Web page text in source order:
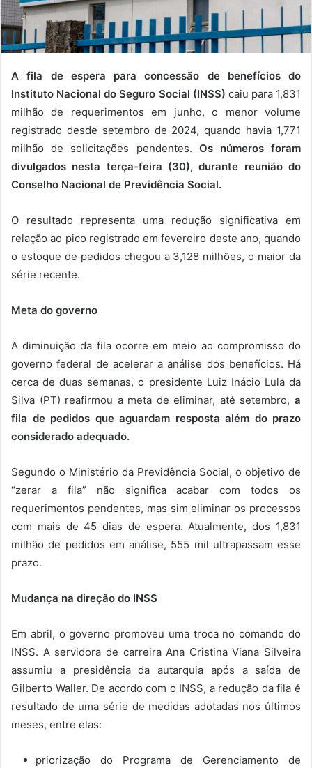
A fila de espera para concessão de benefícios do
Instituto Nacional do Seguro Social (INSS) caiu para 1,831
milhão de requerimentos em junho, o menor volume
registrado desde setembro de 2024, quando havia 1,771
milhão de solicitações pendentes. Os números foram
divulgados nesta terça-feira (30), durante reunião do
Conselho Nacional de Previdência Social.
O resultado representa uma redução significativa em
relação ao pico registrado em fevereiro deste ano, quando
o estoque de pedidos chegou a 3,128 milhões, o maior da
série recente.
Meta do governo
A diminuição da fila ocorre em meio ao compromisso do
governo federal de acelerar a análise dos benefícios. Há
cerca de duas semanas, o presidente Luiz Inácio Lula da
Silva (PT) reafirmou a meta de eliminar, até setembro, a
fila de pedidos que aguardam resposta além do prazo
considerado adequado.
Segundo o Ministério da Previdência Social, o objetivo de
“zerar a fila” não significa acabar com todos os
requerimentos pendentes, mas sim eliminar os processos
com mais de 45 dias de espera. Atualmente, dos 1,831
milhão de pedidos em análise, 555 mil ultrapassam esse
prazo.
Mudança na direção do INSS
Em abril, o governo promoveu uma troca no comando do
INSS. A servidora de carreira Ana Cristina Viana Silveira
assumiu a presidência da autarquia após a saída de
Gilberto Waller. De acordo com o INSS, a redução da fila é
resultado de uma série de medidas adotadas nos últimos
meses, entre elas:
priorização do Programa de Gerenciamento de